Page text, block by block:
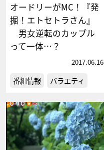
オードリーがMC！『発
掘！エトセトラさん』
男女逆転のカップル
って一体…？
2017.06.16
番組情報 バラエティ